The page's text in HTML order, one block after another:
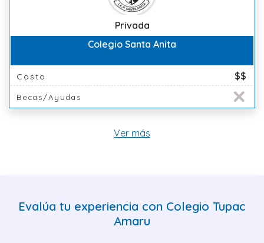
Privada
Colegio Santa Anita
Costo $$
Becas/Ayudas
Ver más
Evalúa tu experiencia con Colegio Tupac
Amaru